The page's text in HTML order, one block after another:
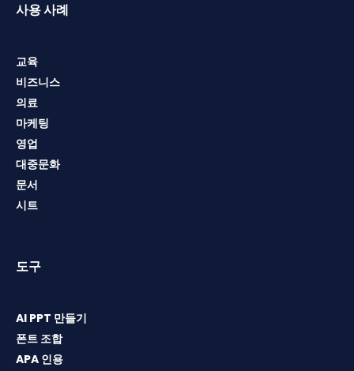
사용 사례
교육
비즈니스
의료
마케팅
영업
대중문화
문서
시트
도구
AI PPT 만들기
폰트 조합
APA 인용